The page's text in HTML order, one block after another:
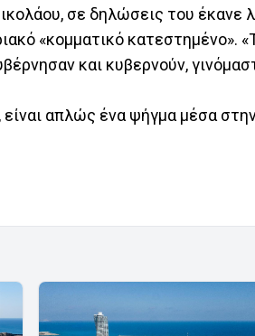
σε δηλώσεις του έκανε
«κομματικό κατεστημένο».
και κυβερνούν,
είναι απλώς ένα ψήγμα μέσα